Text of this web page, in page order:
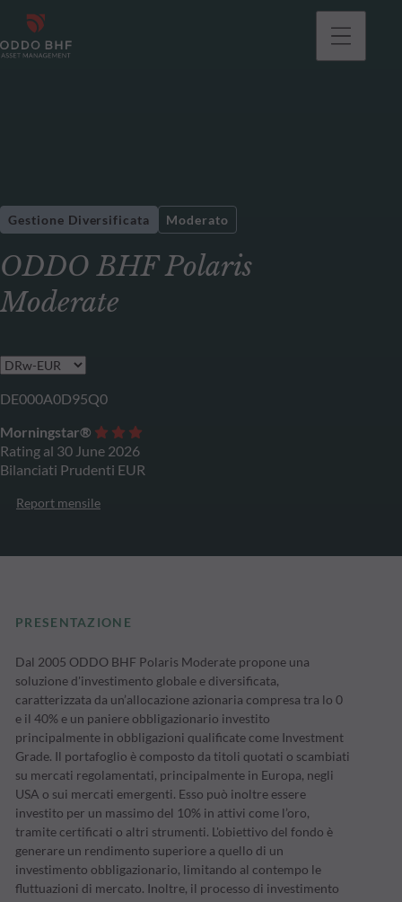
ODDO BHF Polaris
Moderate
Gestione Diversificata Moderato
DE000A0D95Q0
Morningstar®
Rating al 30 June 2026
Bilanciati Prudenti EUR
Report mensile
PRESENTAZIONE
Dal 2005 ODDO BHF Polaris Moderate propone una
soluzione d'investimento globale e diversificata,
caratterizzata da un’allocazione azionaria compresa tra lo 0
e il 40% e un paniere obbligazionario investito
principalmente in obbligazioni qualificate come Investment
Grade. Il portafoglio è composto da titoli quotati o scambiati
su mercati regolamentati, principalmente in Europa, negli
USA o sui mercati emergenti. Esso può inoltre essere
investito per un massimo del 10% in attivi come l’oro,
tramite certificati o altri strumenti. L'obiettivo del fondo è
generare un rendimento superiore a quello di un
investimento obbligazionario, limitando al contempo le
fluttuazioni di mercato. Inoltre, il processo di investimento